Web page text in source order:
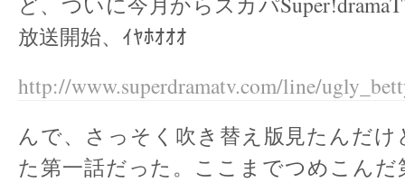
放送開始、ｲﾔﾎｵｵｵ
http://www.superdramatv.com/line/
んで、さっそく吹き替え版見たんだけ
た第一話だった。ここまでつめこんだ